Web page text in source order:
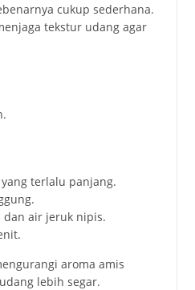
cukup sederhana.
tekstur udang agar
terlalu panjang.
dan air jeruk nipis.
aroma amis
lebih segar.